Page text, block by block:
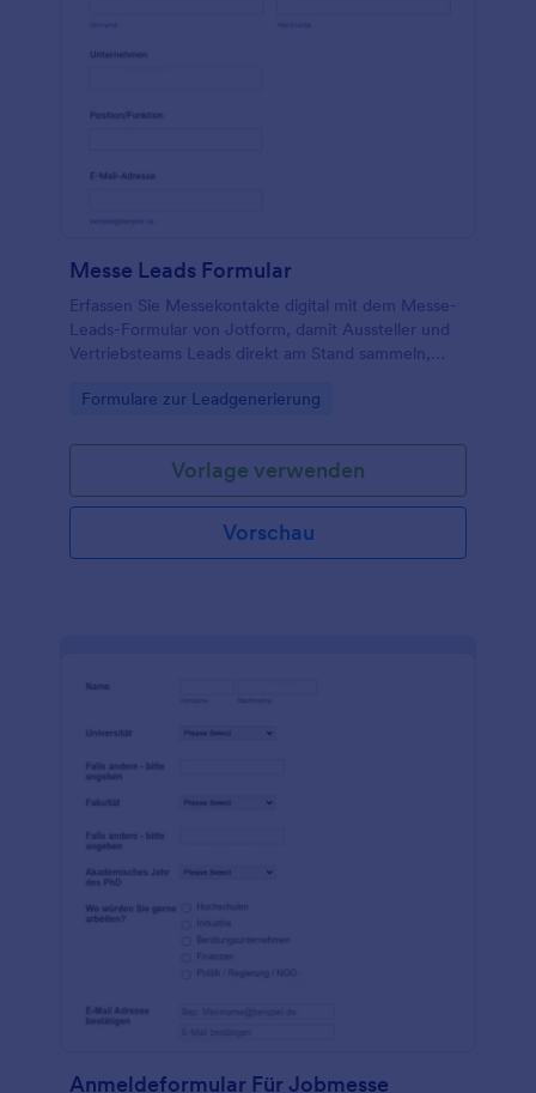
Messe Leads Formular
Erfassen Sie Messekontakte digital mit dem Messe-
Leads-Formular von Jotform, damit Aussteller und
Vertriebsteams Leads direkt am Stand sammeln,
können.
Go to Category:
Formulare zur Leadgenerierung
Vorlage verwenden
Vorschau
Anmeldeformular Für Jobmesse